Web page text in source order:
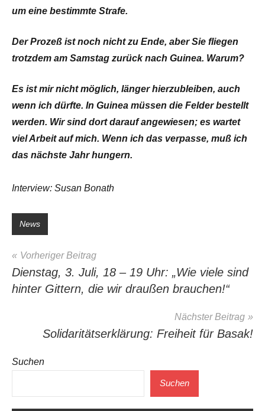
um eine bestimmte Strafe.
Der Prozeß ist noch nicht zu Ende, aber Sie fliegen
trotzdem am Samstag zurück nach Guinea. Warum?
Es ist mir nicht möglich, länger hierzubleiben, auch
wenn ich dürfte. In Guinea müssen die Felder bestellt
werden. Wir sind dort darauf angewiesen; es wartet
viel Arbeit auf mich. Wenn ich das verpasse, muß ich
das nächste Jahr hungern.
Interview: Susan Bonath
News
Beitragsnavigation
Vorheriger Beitrag
Dienstag, 3. Juli, 18 – 19 Uhr: „Wie viele sind
hinter Gittern, die wir draußen brauchen!“
Nächster Beitrag
Solidaritätserklärung: Freiheit für Basak!
Suchen
Suchen